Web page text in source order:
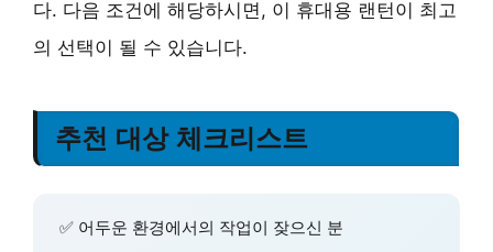
다. 다음 조건에 해당하시면, 이 휴대용 랜턴이 최고
의 선택이 될 수 있습니다.
추천 대상 체크리스트
✅ 어두운 환경에서의 작업이 잦으신 분